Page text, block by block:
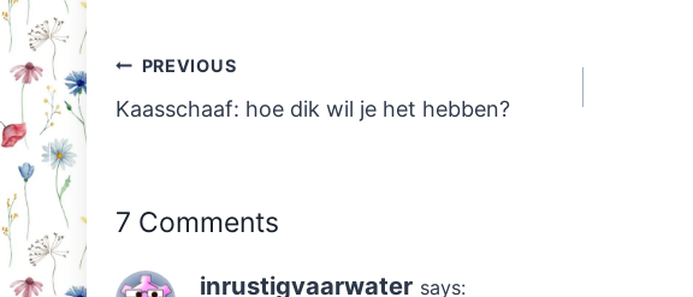
Post
navigation
PREVIOUS
Kaasschaaf: hoe dik wil je het hebben?
7 Comments
inrustigvaarwater says: